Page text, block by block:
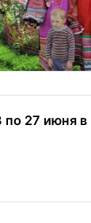
27 июня в